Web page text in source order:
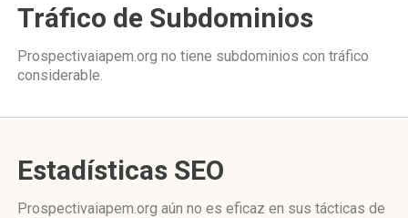
Tráfico de Subdominios
Prospectivaiapem.org no tiene subdominios con tráfico
considerable.
Estadísticas SEO
Prospectivaiapem.org aún no es eficaz en sus tácticas de